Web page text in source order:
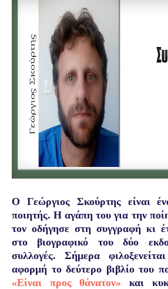
Ο Γεώργιος Σκούρτης είναι
ποιητής. Η αγάπη του για την
τον οδήγησε στη συγγραφή κι
στο βιογραφικό του δύο
συλλογές. Σήμερα
αφορμή το δεύτερο βιβλίο του
«Είναι προς θάνατον» και